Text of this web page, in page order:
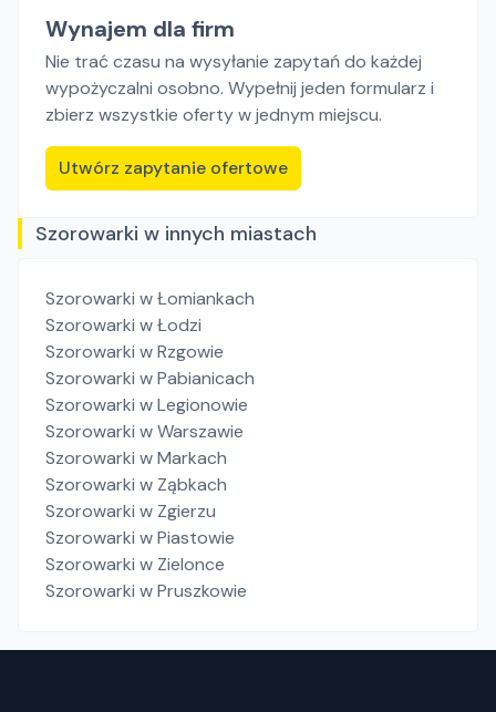
Wynajem dla firm
Nie trać czasu na wysyłanie zapytań do każdej
wypożyczalni osobno. Wypełnij jeden formularz i
zbierz wszystkie oferty w jednym miejscu.
Utwórz zapytanie ofertowe
Szorowarki w innych miastach
Szorowarki w Łomiankach
Szorowarki w Łodzi
Szorowarki w Rzgowie
Szorowarki w Pabianicach
Szorowarki w Legionowie
Szorowarki w Warszawie
Szorowarki w Markach
Szorowarki w Ząbkach
Szorowarki w Zgierzu
Szorowarki w Piastowie
Szorowarki w Zielonce
Szorowarki w Pruszkowie